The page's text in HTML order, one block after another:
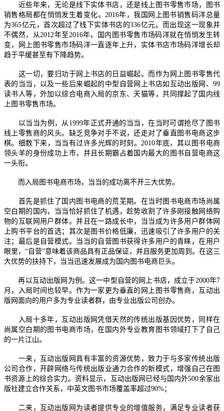
近些年来，无论是线下实体书店，还是线上图书零售市场，图书
销售格局都在悄悄发生着变化。2016年，我国网上图书销售码洋总量
为365亿元，首次超过了线下实体书店的336亿元。而出现这一现象并
不偶然，从2012年至2016年，国内图书零售市场码洋就在悄悄发生转
变，网上图书零售市场码洋一直逐年上升，实体书店市场码洋增长却
趋于平缓甚至有下降趋势。
这一切，要归功于网上书店的日益崛起。而作为网上图书零售代
表的当当，以及一些后来崛起的中型自营网上书店如互动出版网、99
读书人等，外加以综合电商入局的京东、天猫等，共同撑起了国内线
上图书零售市场。
以当当为例，从1999年正式开通的当当，在当时可谓抢尽了图书
线上零售商的风头。缺乏竞争对手不说，还走对了垂直图书电商这步
棋。细数下来，当当有过许多光辉的时刻。2010年底，其以图书电商
领头羊的身份成功上市，并且长期霸占着国内最大的图书自营电商这
一头衔。
而入局图书电商市场，当当的成功离不开三大优势。
首先是抓住了国内图书电商的荒芜期。在当时图书电商市场尚属
空白期的国内，当当恰好抓住了机遇，趁势收割了许多刚接触网络购
物的互联网用户群体。并且在一路成长中，当当成为许多用户群体网
上购书平台的首选；其次是图书价格低廉，迅速吸引了许多用户的关
注；最后是自营模式。当当的自营图书获得许多用户的青睐，在用户
眼里，“自营”意味着该商品具有正品保证，并且服务更加周到。在这三
大优势的扶持下，当当迅速发展成为国内图书电商巨头。
再以互动出版网为例。这一中型自营的网上书店，成立于2000年7
月，入局时间也较早。作为一家更为垂直的网上图书零售商，互动出
版网面向的用户多为专业读者群，由专业出版公司创办。
入局十多年，互动出版网凭借天然的传统出版基因优势，同样在
尚属空白期的图书电商市场，在国内外专业教育图书领域打下了自己
的一片江山。
一来，互动出版网具有丰富的资源优势，致力于与多家传统出版
公司合作，开辟网络与传统出版业通力合作的新模式，增强自己在图
书资源上的综合实力。资料显示，互动出版网已经与国内外500余家出
版社建立合作关系，中英文图书市场覆盖率超过90%；
二来，互动出版网为读者提供专业的增值服务，满足专业读者获